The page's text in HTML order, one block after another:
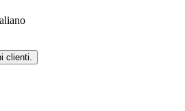
clienti.